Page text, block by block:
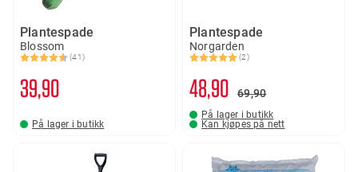
Plantespade
Blossom
Karakter:
(41)
4.5 av 5 mulige
39 90
På lager i butikk
Plantespade
Norgarden
Karakter:
(2)
5.0 av 5 mulige
48 90 69 90
På lager i butikk
Kan kjøpes på nett